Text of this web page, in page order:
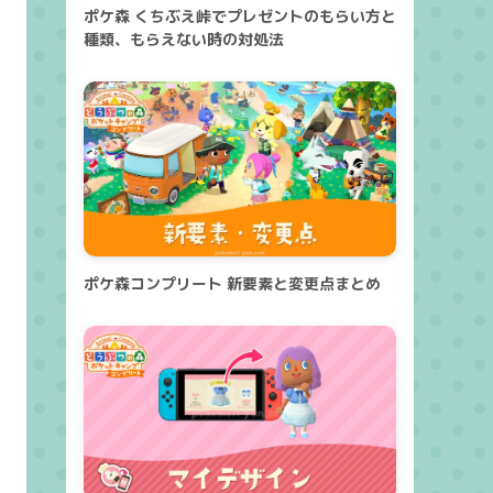
ポケ森 くちぶえ峠でプレゼントのもらい方と
種類、もらえない時の対処法
ポケ森コンプリート 新要素と変更点まとめ